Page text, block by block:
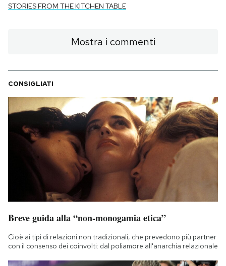
STORIES FROM THE KITCHEN TABLE
Mostra i commenti
CONSIGLIATI
Breve guida alla “non-monogamia etica”
Cioè ai tipi di relazioni non tradizionali, che prevedono più partner
con il consenso dei coinvolti: dal poliamore all'anarchia relazionale